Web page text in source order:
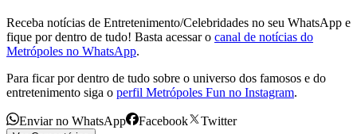
Receba notícias de Entretenimento/Celebridades no seu WhatsApp e
fique por dentro de tudo! Basta acessar o canal de notícias do
Metrópoles no WhatsApp.
Para ficar por dentro de tudo sobre o universo dos famosos e do
entretenimento siga o perfil Metrópoles Fun no Instagram.
Enviar no WhatsApp Facebook Twitter